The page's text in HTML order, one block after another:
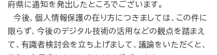
府県に通知を発出したところでございます。
今後、個人情報保護の在り方につきましては、この件に
限らず、今後のデジタル技術の活用などの観点を踏まえ
て、有識者検討会を立ち上げまして、議論をいただくと、